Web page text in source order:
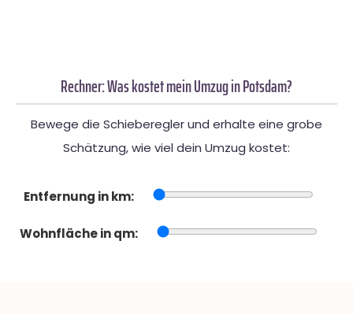
Rechner: Was kostet mein Umzug in Potsdam?
Bewege die Schieberegler und erhalte eine grobe
Schätzung, wie viel dein Umzug kostet:
Entfernung in km:
Wohnfläche in qm: